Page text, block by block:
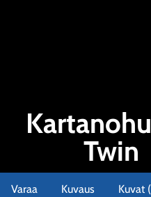
Twin
Kartanohuone Twin
Varaa Kuvaus Kuvat